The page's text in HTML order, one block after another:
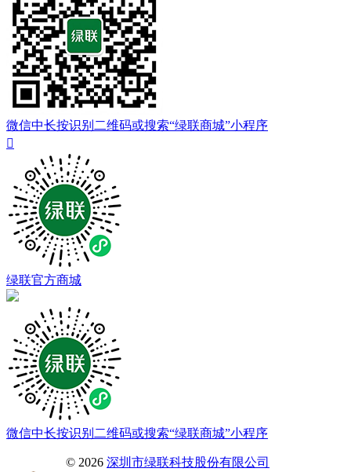
微信中长按识别二维码或搜索“绿联商城”小程序

绿联官方商城
微信中长按识别二维码或搜索“绿联商城”小程序
© 2026 深圳市绿联科技股份有限公司